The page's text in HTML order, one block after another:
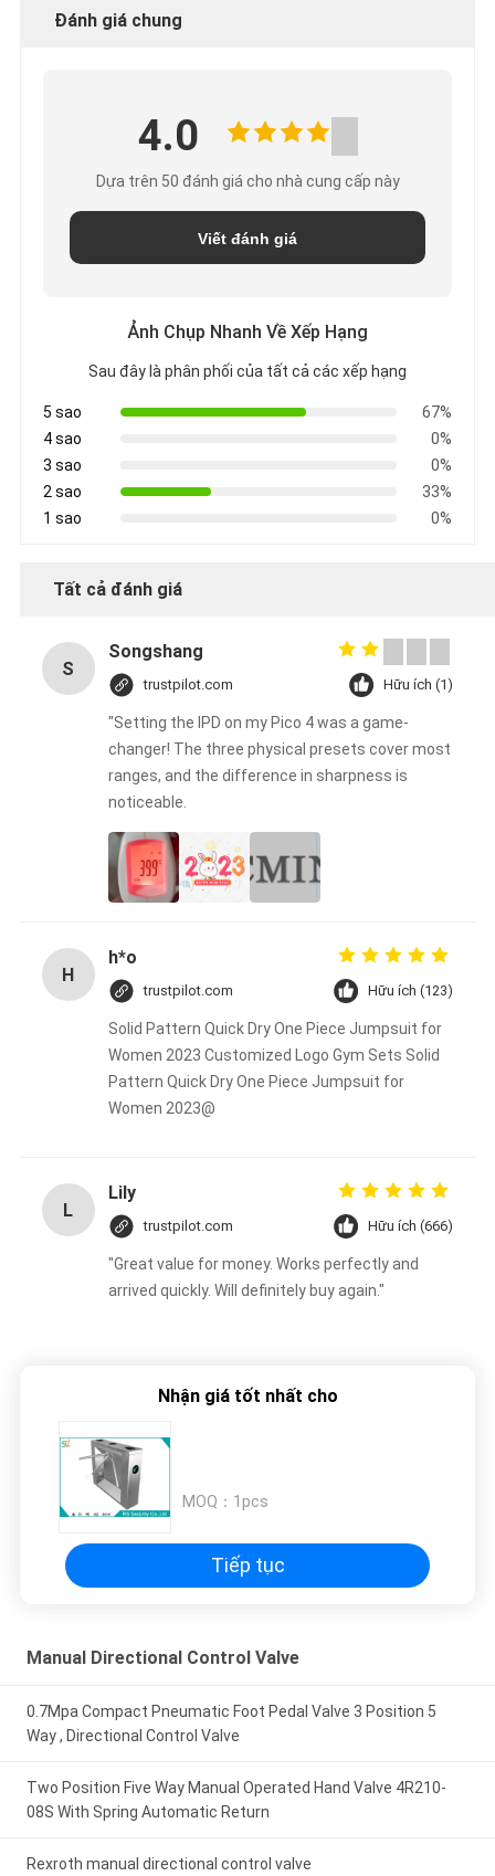
Đánh giá chung
4.0
Dựa trên 50 đánh giá cho nhà cung cấp này
Viết đánh giá
Ảnh Chụp Nhanh Về Xếp Hạng
Sau đây là phân phối của tất cả các xếp hạng
5 sao
67%
4 sao
0%
3 sao
0%
2 sao
33%
1 sao
0%
Tất cả đánh giá
S
Songshang
trustpilot.com Hữu ích (1)
"Setting the IPD on my Pico 4 was a game-
changer! The three physical presets cover most
ranges, and the difference in sharpness is
noticeable.
H
h*o
trustpilot.com Hữu ích (123)
Solid Pattern Quick Dry One Piece Jumpsuit for
Women 2023 Customized Logo Gym Sets Solid
Pattern Quick Dry One Piece Jumpsuit for
Women 2023@
L
Lily
trustpilot.com Hữu ích (666)
"Great value for money. Works perfectly and
arrived quickly. Will definitely buy again."
Nhận giá tốt nhất cho
MOQ： 1pcs
Tiếp tục
Manual Directional Control Valve
0.7Mpa Compact Pneumatic Foot Pedal Valve 3 Position 5
Way , Directional Control Valve
Two Position Five Way Manual Operated Hand Valve 4R210-
08S With Spring Automatic Return
Rexroth manual directional control valve